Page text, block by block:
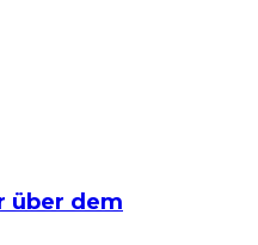
über dem